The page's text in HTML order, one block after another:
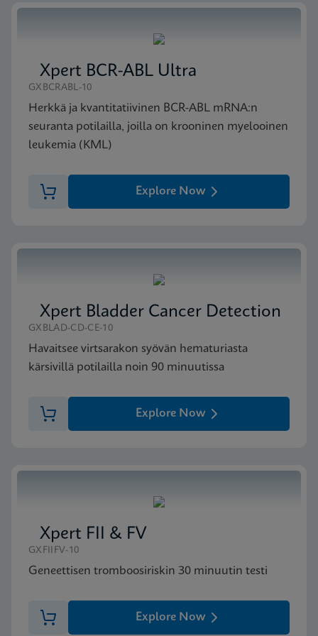
Xpert Bladder Cancer Monitor SDS Global (Multi)
ENG
Xpert BCR-ABL Ultra
GXBCRABL-10
Herkkä ja kvantitatiivinen BCR-ABL mRNA:n
seuranta potilailla, joilla on krooninen myelooinen
leukemia (KML)
Explore Now
Xpert Bladder Cancer Detection
GXBLAD-CD-CE-10
Havaitsee virtsarakon syövän hematuriasta
kärsivillä potilailla noin 90 minuutissa
Explore Now
Xpert FII & FV
GXFIIFV-10
Geneettisen tromboosiriskin 30 minuutin testi
Explore Now